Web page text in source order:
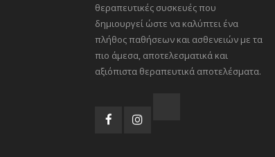
θεραπευτικές συσκευές που
δημιουργεί ώστε να καλύπτει ένα
πλήθος παθήσεων και ασθενειών με τα
πιο άμεσα, αποτελεσματικά και
αξιόπιστα θεραπευτικά αποτελέσματα.